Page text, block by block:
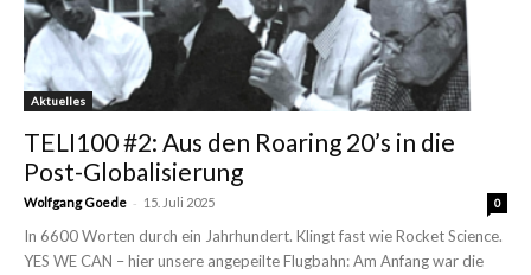
Aktuelles
TELI100 #2: Aus den Roaring 20’s in die
Post-Globalisierung
Wolfgang Goede - 15. Juli 2025 0
In 6600 Worten durch ein Jahrhundert. Klingt fast wie Rocket Science.
YES WE CAN – hier unsere angepeilte Flugbahn: Am Anfang war die